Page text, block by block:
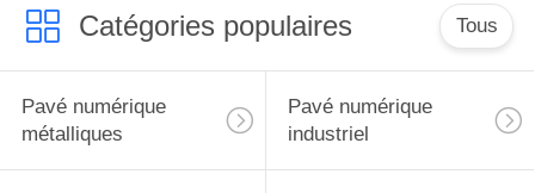
Catégories populaires Tous
Pavé numérique
métalliques
Pavé numérique
industriel